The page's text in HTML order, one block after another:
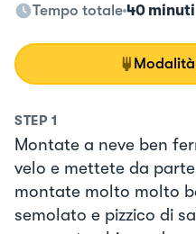
Tempo totale 40 minuti
STEP 1
Montate a neve ben
velo e mettete da
montate molto molto
semolato e pizzico di